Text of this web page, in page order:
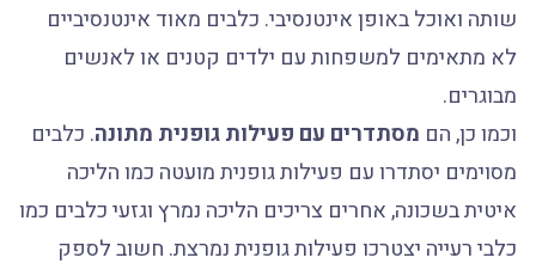
שותה ואוכל באופן אינטנסיבי. כלבים מאוד אינטנסיביים
לא מתאימים למשפחות עם ילדים קטנים או לאנשים
מבוגרים.
וכמו כן, הם מסתדרים עם פעילות גופנית מתונה. כלבים
מסוימים יסתדרו עם פעילות גופנית מועטה כמו הליכה
איטית בשכונה, אחרים צריכים הליכה נמרץ וגזעי כלבים כמו
כלבי רעייה יצטרכו פעילות גופנית נמרצת. חשוב לספק